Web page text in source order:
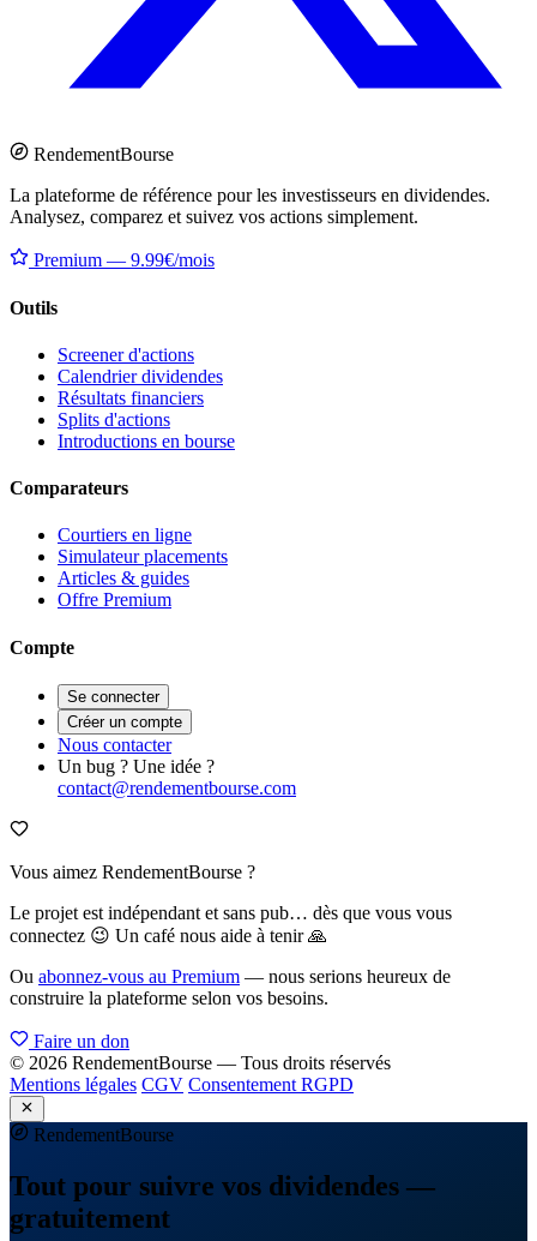
RendementBourse
La plateforme de référence pour les investisseurs en dividendes.
Analysez, comparez et suivez vos actions simplement.
Premium — 9.99€/mois
Outils
Screener d'actions
Calendrier dividendes
Résultats financiers
Splits d'actions
Introductions en bourse
Comparateurs
Courtiers en ligne
Simulateur placements
Articles & guides
Offre Premium
Compte
Se connecter
Créer un compte
Nous contacter
Un bug ? Une idée ?
contact@rendementbourse.com
Vous aimez RendementBourse ?
Le projet est indépendant et sans pub… dès que vous vous
connectez 😉 Un café nous aide à tenir 🙏
Ou abonnez-vous au Premium — nous serions heureux de
construire la plateforme selon vos besoins.
Faire un don
© 2026 RendementBourse — Tous droits réservés
Mentions légales CGV Consentement RGPD
RendementBourse
Tout pour suivre vos dividendes —
gratuitement